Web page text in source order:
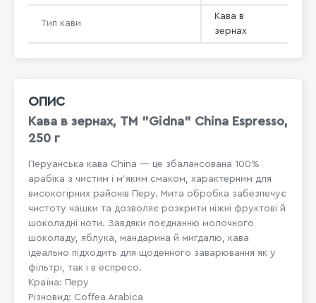
ОПИС
Кава в зeрнах, TM "Gidna" China Espresso,
250 г
Перуанська кава China — це збалансована 100%
арабіка з чистим і м’яким смаком, характерним для
високогірних районів Перу. Мита обробка забезпечує
чистоту чашки та дозволяє розкрити ніжні фруктові й
шоколадні ноти. Завдяки поєднанню молочного
шоколаду, яблука, мандарина й мигдалю, кава
ідеально підходить для щоденного заварювання як у
фільтрі, так і в еспресо.
Країна: Перу
Різновид: Coffea Arabica
Тип кави
Кава в
зернах